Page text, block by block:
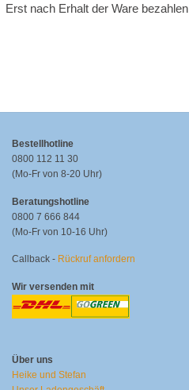
Erst nach Erhalt der Ware bezahlen
Bestellhotline
0800 112 11 30
(Mo-Fr von 8-20 Uhr)
Beratungshotline
0800 7 666 844
(Mo-Fr von 10-16 Uhr)
Callback - Rückruf anfordern
Wir versenden mit
Über uns
Heike und Stefan